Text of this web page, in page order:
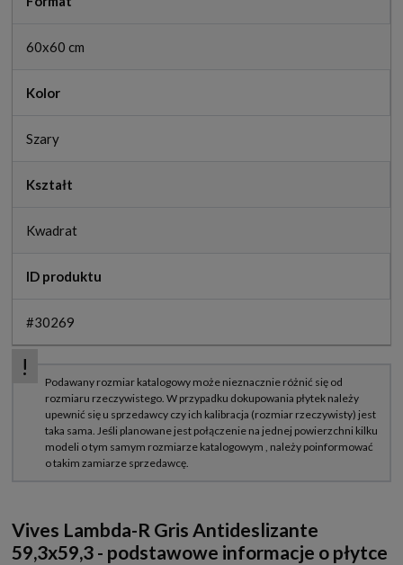
60x60 cm
Kolor
Szary
Kształt
Kwadrat
ID produktu
#30269
Vives Lambda-R Gris Antideslizante
59,3x59,3 - podstawowe informacje o płytce